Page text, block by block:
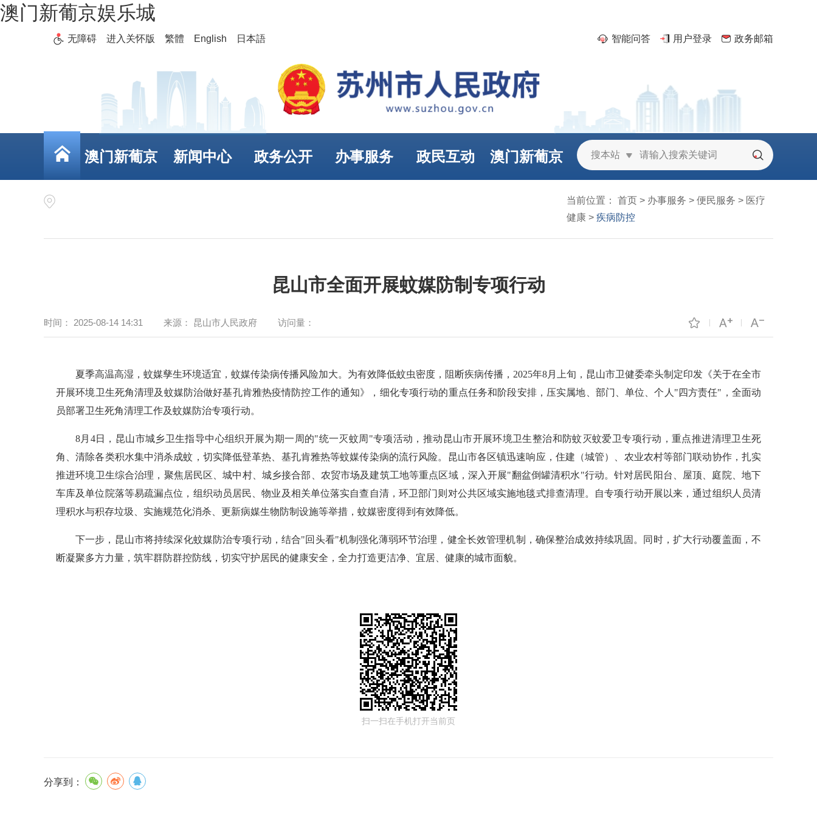
澳门新葡京娱乐城
无障碍 进入关怀版 繁體 English 日本語 智能问答 用户登录 政务邮箱
搜本站
澳门新葡京 新闻中心 政务公开 办事服务 政民互动 澳门新葡京
当前位置： 首页> 办事服务 > 便民服务 > 医疗
健康> 疾病防控
昆山市全面开展蚊媒防制专项行动
时间： 2025-08-14 14:31 来源： 昆山市人民政府 访问量：
夏季高温高湿，蚊媒孳生环境适宜，蚊媒传染病传播风险加大。为有效降低蚊虫密度，阻断疾病传播，2025年8月上旬， 昆山市卫健委牵头制定印发《关于在全市
开展环境卫生死角清理及蚊媒防治做好基孔肯雅热疫情防控工作的通知》，细化专项行动的重点任务和阶段安排，压实属地、部门、单位、个人"四方责任"，全面动
员部署卫生死角清理工作及蚊媒防治专项行动。
8月4日，昆山市城乡卫生指导中心组织开展为期一周的"统一灭蚊周"专项活动，推动昆山市开展环境卫生整治和防蚊灭蚊爱卫专项行动，重点推进清理卫生死
角、清除各类积水集中消杀成蚊，切实降低登革热、基孔肯雅热等蚊媒传染病的流行风险。 昆山市各区镇迅速响应，住建（城管）、农业农村等部门联动协作，扎实
推进环境卫生综合治理，聚焦居民区、城中村、城乡接合部、农贸市场及建筑工地等重点区域，深入开展"翻盆倒罐清积水"行动。针对居民阳台、屋顶、庭院、地下
车库及单位院落等易疏漏点位，组织动员居民、物业及相关单位落实自查自清，环卫部门则对公共区域实施地毯式排查清理。自专项行动开展以来，通过组织人员清
理积水与积存垃圾、实施规范化消杀、更新病媒生物防制设施等举措，蚊媒密度得到有效降低。
下一步， 昆山市将持续深化蚊媒防治专项行动，结合"回头看"机制强化薄弱环节治理，健全长效管理机制，确保整治成效持续巩固。同时，扩大行动覆盖面，不
断凝聚多方力量，筑牢群防群控防线，切实守护居民的健康安全，全力打造更洁净、宜居、健康的城市面貌。
扫一扫在手机打开当前页
分享到：